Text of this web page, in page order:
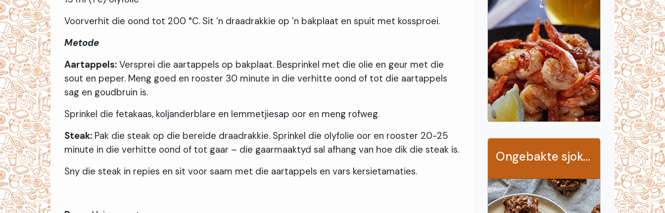
Voorverhit die oond tot 200 °C. Sit ’n draadrakkie op ’n bakplaat en spuit met kossproei.
Metode
Aartappels: Versprei die aartappels op bakplaat. Besprinkel met die olie en geur met die
sout en peper. Meng goed en rooster 30 minute in die verhitte oond of tot die aartappels
sag en goudbruin is.
Sprinkel die fetakaas, koljanderblare en lemmetjiesap oor en meng rofweg.
Steak: Pak die steak op die bereide draadrakkie. Sprinkel die olyfolie oor en rooster 20-25
minute in die verhitte oond of tot gaar – die gaarmaaktyd sal afhang van hoe dik die steak is.
Sny die steak in repies en sit voor saam met die aartappels en vars kersietamaties.
Ongebakte sjokoladekoekies